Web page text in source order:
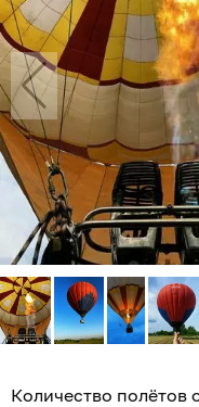
Количество